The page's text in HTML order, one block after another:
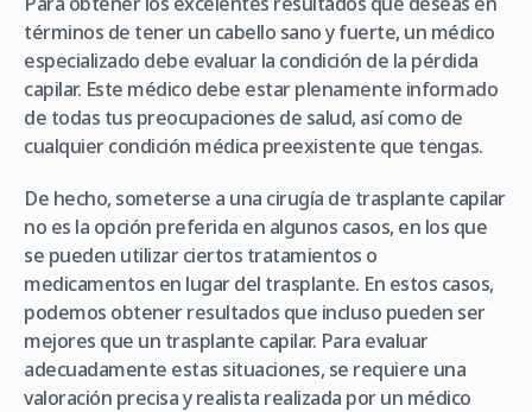
términos de tener un cabello sano y fuerte, un médico
especializado debe evaluar la condición de la pérdida
capilar. Este médico debe estar plenamente informado
de todas tus preocupaciones de salud, así como de
cualquier condición médica preexistente que tengas.
De hecho, someterse a una cirugía de trasplante capilar
no es la opción preferida en algunos casos, en los que
se pueden utilizar ciertos tratamientos o
medicamentos en lugar del trasplante. En estos casos,
podemos obtener resultados que incluso pueden ser
mejores que un trasplante capilar. Para evaluar
adecuadamente estas situaciones, se requiere una
valoración precisa y realista realizada por un médico